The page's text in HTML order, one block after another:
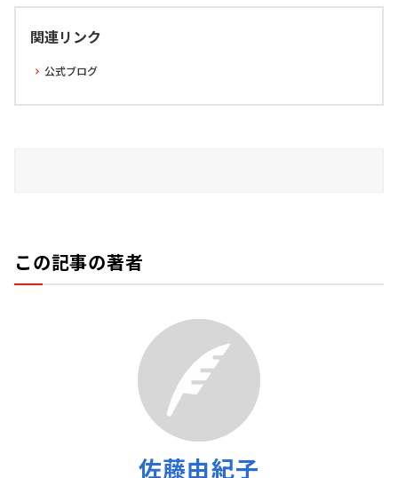
関連リンク
公式ブログ
この記事の著者
佐藤由紀子